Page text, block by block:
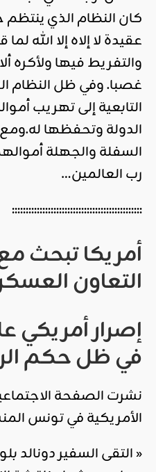
كان النظام الذي ينتظم
عقيدة لا إلاه إلا الله
والتفريط فيها ولأكره
غصبا. وفي ظل النظام
التابعية إلى تهريب
الدولة وتحفظها
السفلة والجهلة
رب العالمين…
:::::::::::::::::::::::::::::::::::::::::::::::
أمريكا تبحث
التعاون
إصرار أمريكي
في ظل حكم
نشرت الصفحة
الأمريكية في تونس
« التقى السفير دونالد